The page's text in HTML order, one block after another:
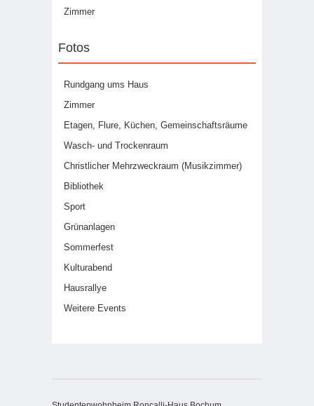
Zimmer
Fotos
Rundgang ums Haus
Zimmer
Etagen, Flure, Küchen, Gemeinschaftsräume
Wasch- und Trockenraum
Christlicher Mehrzweckraum (Musikzimmer)
Bibliothek
Sport
Grünanlagen
Sommerfest
Kulturabend
Hausrallye
Weitere Events